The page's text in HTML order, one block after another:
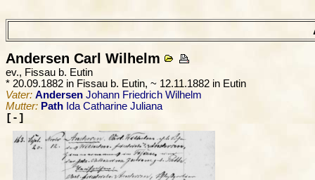
Andersen Carl Wilhelm
ev., Fissau b. Eutin
* 20.09.1882 in Fissau b. Eutin, ~ 12.11.1882 in Eutin
Vater: Andersen Johann Friedrich Wilhelm
Mutter: Path Ida Catharine Juliana
[-]